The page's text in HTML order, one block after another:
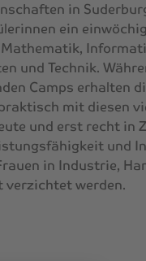
in
ein
und Technik.
Camps erhalten
mit diesen
und erst recht in
und
in Industrie,
werden.